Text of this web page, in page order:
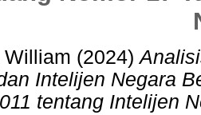
(2024)
Intelijen Negara
tentang Intelijen